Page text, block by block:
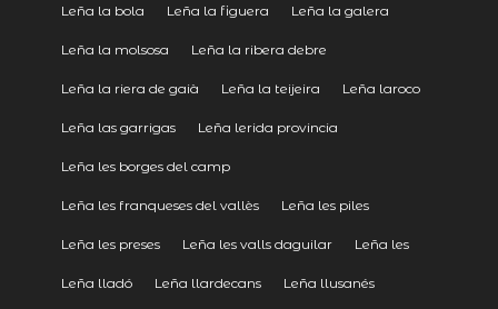
Leña la bola Leña la figuera Leña la galera
Leña la molsosa Leña la ribera debre
Leña la riera de gaià Leña la teijeira Leña laroco
Leña las garrigas Leña lerida provincia
Leña les borges del camp
Leña les franqueses del vallès Leña les piles
Leña les preses Leña les valls daguilar Leña les
Leña lladó Leña llardecans Leña llusanés